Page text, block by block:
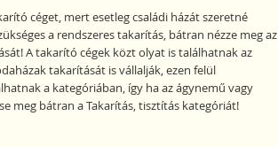
céget, mert esetleg családi házát szeretné
a rendszeres takarítás, bátran nézze meg az
A takarító cégek közt olyat is találhatnak az
takarítását is vállalják, ezen felül
a kategóriában, így ha az ágynemű vagy
meg bátran a Takarítás, tisztítás kategóriát!